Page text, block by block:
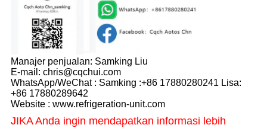
Manajer penjualan: Samking Liu
E-mail: chris@cqchui.com
WhatsApp/WeChat : Samking :+86 17880280241 Lisa:
+86 17880289642
Website : www.refrigeration-unit.com
JIKA Anda ingin mendapatkan informasi lebih